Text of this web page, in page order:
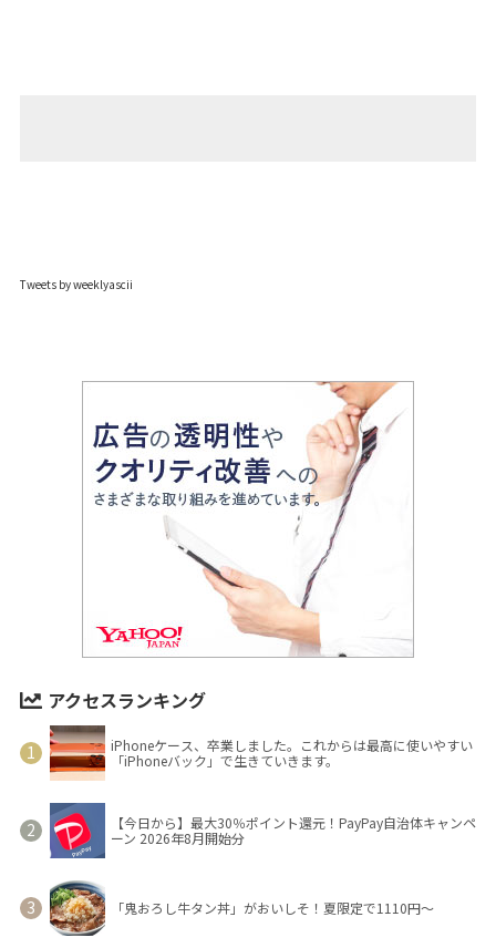
Tweets by weeklyascii
アクセスランキング
iPhoneケース、卒業しました。これからは最高に使いやすい
「iPhoneバック」で生きていきます。
【今日から】最大30％ポイント還元！PayPay自治体キャンペ
ーン 2026年8月開始分
「鬼おろし牛タン丼」がおいしそ！夏限定で1110円～